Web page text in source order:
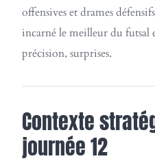
offensives et drames
incarné le meilleur du futsal
précision, surprises.
Contexte
journée 12